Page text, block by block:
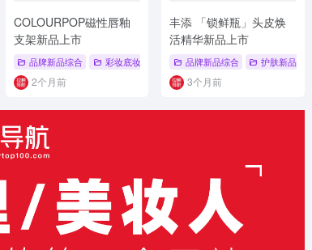
# 彩妆底妆新品 # 新品上市 # 品牌系列新品
COLOURPOP磁性唇釉
支架新品上市
品牌新品综合 彩妆底妆新品 # 彩妆底妆新品 # 手机支架 #
2个月前
丰添 「锁鲜瓶」头皮焕
活精华新品上市
品牌新品综合 护肤新品
3个月前